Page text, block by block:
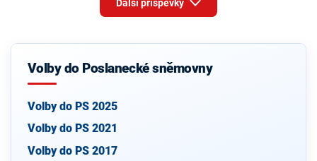
Další příspěvky
Volby do Poslanecké sněmovny
Volby do PS 2025
Volby do PS 2021
Volby do PS 2017